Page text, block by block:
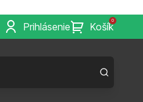
Prihlásenie
0
Košík